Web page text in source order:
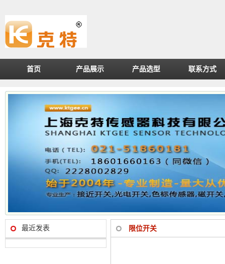
首页 产品展示 产品选型 联系方式
最近发表 限位开关